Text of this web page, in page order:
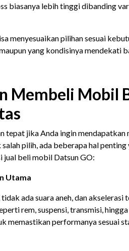
biasanya lebih tinggi dibanding
menyesuaikan pilihan sesuai
yang kondisinya mendekati
Membeli Mobil
tepat jika Anda ingin mendapatkan
pilih, ada beberapa hal penting
jual beli mobil Datsun GO:
Utama
ada suara aneh, dan akselerasi
rem, suspensi, transmisi,
memastikan performanya sesuai